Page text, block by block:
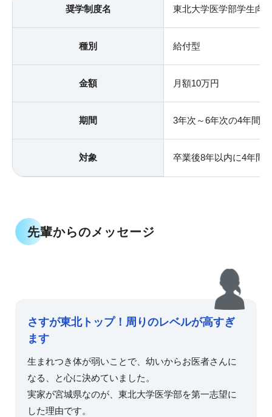
奨学制度名 東北大学医学部学生向
種別 給付型
金額 月額10万円
期間 3年次～6年次の4年間
対象 卒業後8年以内に4年間
先輩からのメッセージ
さすが東北トップ！周りのレベルが高すぎ
ます
生まれつき体が弱いことで、幼いからお医者さんに
なる、と心に決めていました。
実家が宮城県なのが、東北大学医学部を第一志望に
した理由です。